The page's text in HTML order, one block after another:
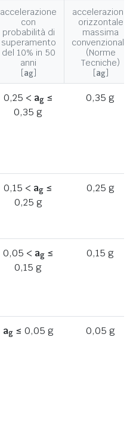
accelerazione
con
probabilità di
superamento
del 10% in 50
anni
[ag]
accelerazione
orizzontale
massima
convenzionale
(Norme
Tecniche)
[ag]
0,25 < ag≤
0,35 g
0,35 g
0,15 < ag ≤
0,25 g
0,25 g
0,05 < ag≤
0,15 g
0,15 g
ag≤ 0,05 g 0,05 g